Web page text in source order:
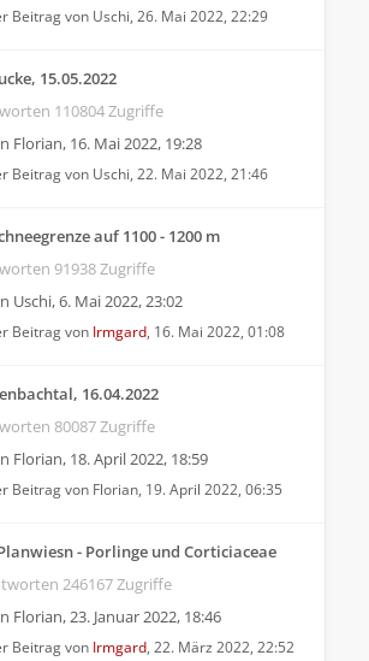
Beitrag von Uschi, 26. Mai 2022, 22:29
15.05.2022
110804 Zugriffe
Florian, 16. Mai 2022, 19:28
Beitrag von Uschi, 22. Mai 2022, 21:46
auf 1100 - 1200 m
91938 Zugriffe
Uschi,6. Mai 2022, 23:02
Beitrag von Irmgard, 16. Mai 2022, 01:08
16.04.2022
80087 Zugriffe
Florian, 18. April 2022, 18:59
Beitrag von Florian, 19. April 2022, 06:35
- Porlinge und Corticiaceae
246167 Zugriffe
Florian,23. Januar 2022, 18:46
Beitrag von Irmgard, 22. März 2022, 22:52